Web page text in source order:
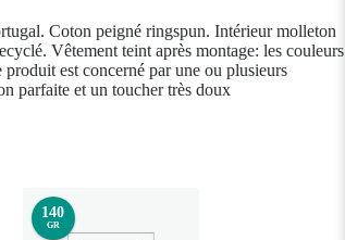
Coton peigné ringspun. Intérieur molleton
Vêtement teint après montage: les couleurs
est concerné par une ou plusieurs
parfaite et un toucher très doux
140
GR